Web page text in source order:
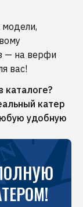
акватории
ваши
видов
По вашему
акватории
— на верфи
вас!
катер
удобную